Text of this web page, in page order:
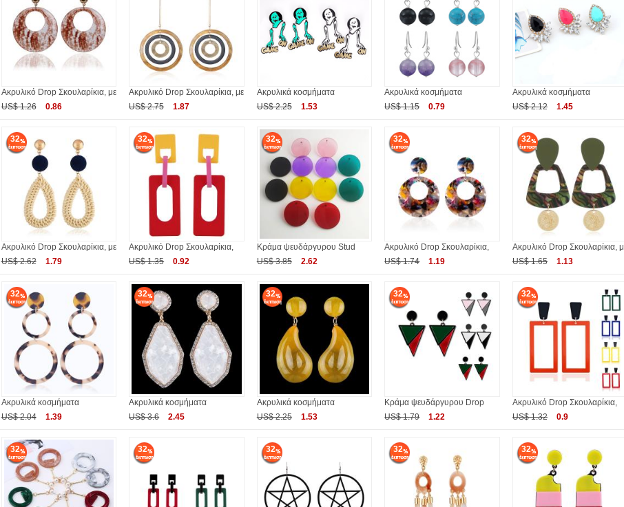
Ακρυλικό Drop Σκουλαρίκια, με
US$ 1.26
0.86
Ακρυλικό Drop Σκουλαρίκια, με
US$ 2.75
1.87
Ακρυλικά κοσμήματα
US$ 2.25
1.53
Ακρυλικά κοσμήματα
US$ 1.15
0.79
Ακρυλικά κοσμήματα
US$ 2.12
1.45
32
Ακρυλικό Drop Σκουλαρίκια, με
US$ 2.62
1.79
32
Ακρυλικό Drop Σκουλαρίκια,
US$ 1.35
0.92
32
Κράμα ψευδάργυρου Stud
US$ 3.85
2.62
32
Ακρυλικό Drop Σκουλαρίκια,
US$ 1.74
1.19
32
Ακρυλικό Drop Σκουλαρίκια,
US$ 1.65
1.13
32
Ακρυλικά κοσμήματα
US$ 2.04
1.39
32
Ακρυλικά κοσμήματα
US$ 3.6
2.45
32
Ακρυλικά κοσμήματα
US$ 2.25
1.53
32
Κράμα ψευδάργυρου Drop
US$ 1.79
1.22
32
Ακρυλικό Drop Σκουλαρίκια,
US$ 1.32
0.9
32 32 32 32 32